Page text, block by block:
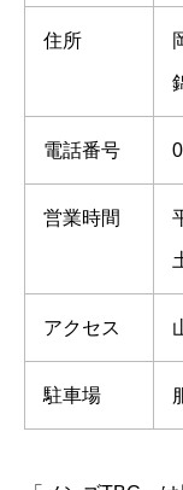
住所
電話番号
営業時間
アクセス
駐車場